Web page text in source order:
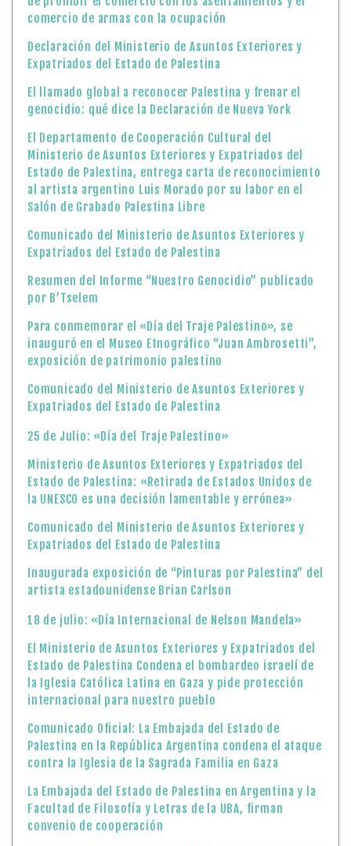
comercio de armas con la ocupación
Declaración del Ministerio de Asuntos Exteriores y
Expatriados del Estado de Palestina
El llamado global a reconocer Palestina y frenar el
genocidio: qué dice la Declaración de Nueva York
El Departamento de Cooperación Cultural del
Ministerio de Asuntos Exteriores y Expatriados del
Estado de Palestina, entrega carta de reconocimiento
al artista argentino Luis Morado por su labor en el
Salón de Grabado Palestina Libre
Comunicado del Ministerio de Asuntos Exteriores y
Expatriados del Estado de Palestina
Resumen del Informe “Nuestro Genocidio” publicado
por B’Tselem
Para conmemorar el «Día del Traje Palestino», se
inauguró en el Museo Etnográfico “Juan Ambrosetti”,
exposición de patrimonio palestino
Comunicado del Ministerio de Asuntos Exteriores y
Expatriados del Estado de Palestina
25 de Julio: «Día del Traje Palestino»
Ministerio de Asuntos Exteriores y Expatriados del
Estado de Palestina: «Retirada de Estados Unidos de
la UNESCO es una decisión lamentable y errónea»
Comunicado del Ministerio de Asuntos Exteriores y
Expatriados del Estado de Palestina
Inaugurada exposición de “Pinturas por Palestina” del
artista estadounidense Brian Carlson
18 de julio: «Día Internacional de Nelson Mandela»
El Ministerio de Asuntos Exteriores y Expatriados del
Estado de Palestina Condena el bombardeo israelí de
la Iglesia Católica Latina en Gaza y pide protección
internacional para nuestro pueblo
Comunicado Oficial: La Embajada del Estado de
Palestina en la República Argentina condena el ataque
contra la Iglesia de la Sagrada Familia en Gaza
La Embajada del Estado de Palestina en Argentina y la
Facultad de Filosofía y Letras de la UBA, firman
convenio de cooperación